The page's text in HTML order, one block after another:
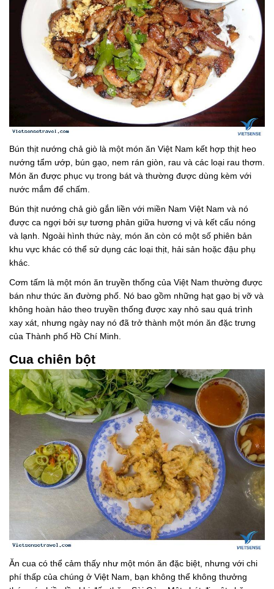
Bún thịt nướng chả giò là một món ăn Việt Nam kết hợp thịt heo
nướng tẩm ướp, bún gạo, nem rán giòn, rau và các loại rau thơm.
Món ăn được phục vụ trong bát và thường được dùng kèm với
nước mắm để chấm.
Bún thịt nướng chả giò gắn liền với miền Nam Việt Nam và nó
được ca ngợi bởi sự tương phản giữa hương vị và kết cấu nóng
và lạnh. Ngoài hình thức này, món ăn còn có một số phiên bản
khu vực khác có thể sử dụng các loại thịt, hải sản hoặc đậu phụ
khác.
Cơm tấm là một món ăn truyền thống của Việt Nam thường được
bán như thức ăn đường phố. Nó bao gồm những hạt gạo bị vỡ và
không hoàn hảo theo truyền thống được xay nhỏ sau quá trình
xay xát, nhưng ngày nay nó đã trở thành một món ăn đặc trưng
của Thành phố Hồ Chí Minh.
Cua chiên bột
Ăn cua có thể cảm thấy như một món ăn đặc biệt, nhưng với chi
phí thấp của chúng ở Việt Nam, bạn không thể không thưởng